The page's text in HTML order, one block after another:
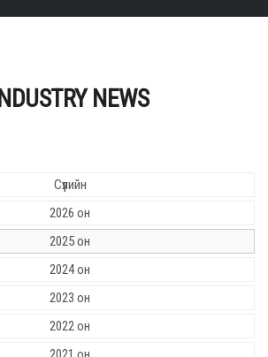
INDUSTRY NEWS
Сүүлийн
2026 он
2025 он
2024 он
2023 он
2022 он